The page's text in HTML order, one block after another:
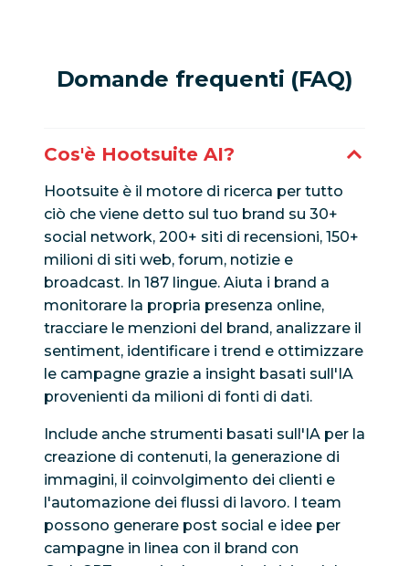
Domande frequenti (FAQ)
Cos'è Hootsuite AI?
Hootsuite è il motore di ricerca per tutto
ciò che viene detto sul tuo brand su 30+
social network, 200+ siti di recensioni, 150+
milioni di siti web, forum, notizie e
broadcast. In 187 lingue. Aiuta i brand a
monitorare la propria presenza online,
tracciare le menzioni del brand, analizzare il
sentiment, identificare i trend e ottimizzare
le campagne grazie a insight basati sull'IA
provenienti da milioni di fonti di dati.
Include anche strumenti basati sull'IA per la
creazione di contenuti, la generazione di
immagini, il coinvolgimento dei clienti e
l'automazione dei flussi di lavoro. I team
possono generare post social e idee per
campagne in linea con il brand con